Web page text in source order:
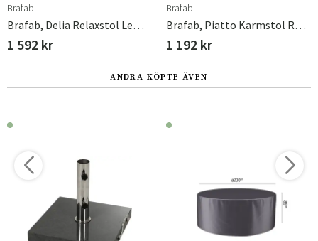
Brafab
Brafab, Delia Relaxstol Lemon
1 592 kr
Brafab
Brafab, Piatto Karmstol Raw Avocado/Nordic Green
1 192 kr
ANDRA KÖPTE ÄVEN